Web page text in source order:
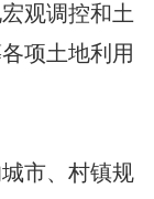
观调控和土
项土地利用
市、村镇规